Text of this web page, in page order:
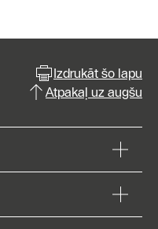
Izdrukāt šo lapu
Atpakaļ uz augšu